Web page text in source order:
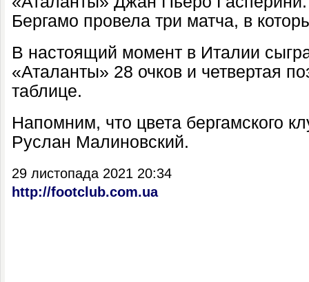
Бергамо провела три матча, в
В настоящий момент в Италии
«Аталанты» 28 очков и четвертая
таблице.
Напомним, что цвета бергамского
Руслан Малиновский.
29 листопада 2021 20:34
http://footclub.com.ua